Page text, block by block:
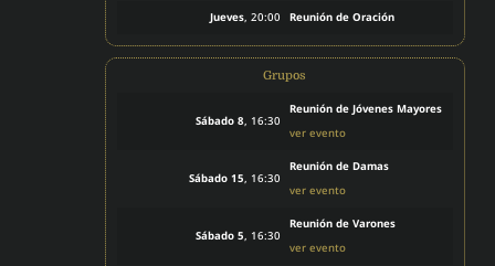
Jueves, 20:00 Reunión de Oración
Grupos
Sábado 8, 16:30
Reunión de Jóvenes Mayores
ver evento
Sábado 15, 16:30
Reunión de Damas
ver evento
Sábado 5, 16:30
Reunión de Varones
ver evento